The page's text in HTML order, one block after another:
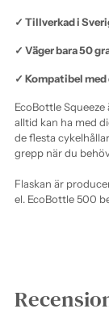
✓ Tillverkad i
✓ Väger bara 50
✓ Kompatibel med
EcoBottle
alltid kan ha med
de flesta
grepp när du
Flaskan är
el. EcoBottle 500
i
varukorgen